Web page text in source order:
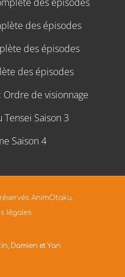
des épisodes
des épisodes
des épisodes
Ordre de visionnage
Saison 3
Saison 4
AnimOtaku.
légales
, Damienet Yan